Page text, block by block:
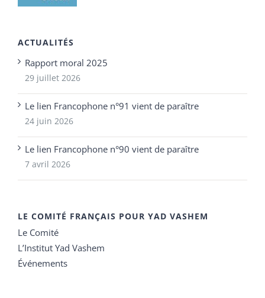
ACTUALITÉS
Rapport moral 2025
29 juillet 2026
Le lien Francophone n°91 vient de paraître
24 juin 2026
Le lien Francophone n°90 vient de paraître
7 avril 2026
LE COMITÉ FRANÇAIS POUR YAD VASHEM
Le Comité
L’Institut Yad Vashem
Événements